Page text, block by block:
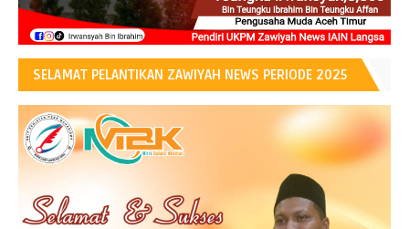
SELAMAT PELANTIKAN ZAWIYAH NEWS PERIODE 2025